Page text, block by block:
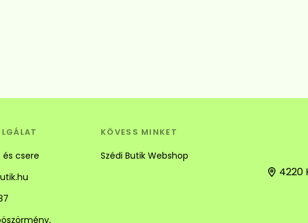
és csere
KÖVESS MINKET
Szédi Butik Webshop
4220